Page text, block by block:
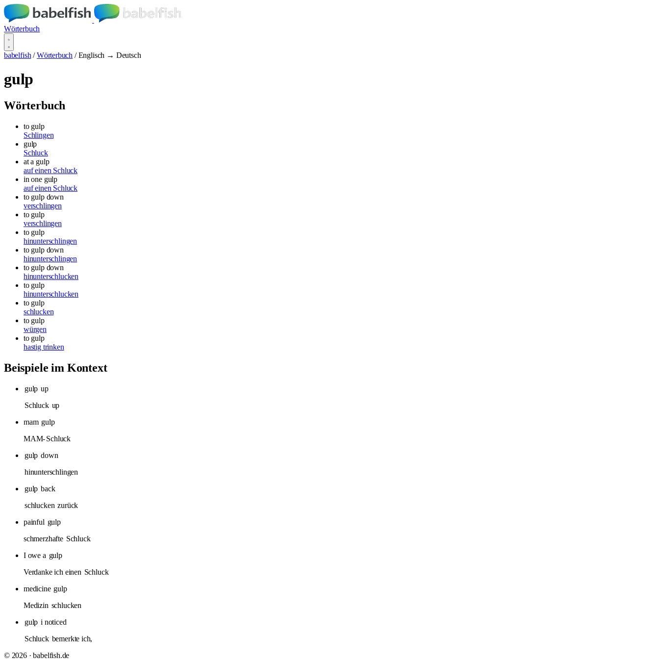
Wörterbuch
babelfish / Wörterbuch / Englisch → Deutsch
gulp
Wörterbuch
to gulp
Schlingen
gulp
Schluck
at a gulp
auf einen Schluck
in one gulp
auf einen Schluck
to gulp down
verschlingen
to gulp
verschlingen
to gulp
hinunterschlingen
to gulp down
hinunterschlingen
to gulp down
hinunterschlucken
to gulp
hinunterschlucken
to gulp
schlucken
to gulp
würgen
to gulp
hastig trinken
Beispiele im Kontext
gulp up
Schluck up
mam gulp
MAM-Schluck
gulp down
hinunterschlingen
gulp back
schlucken zurück
painful gulp
schmerzhafte Schluck
I owe a gulp
Verdanke ich einen Schluck
medicine gulp
Medizin schlucken
gulp i noticed
Schluck bemerkte ich,
© 2026 · babelfish.de